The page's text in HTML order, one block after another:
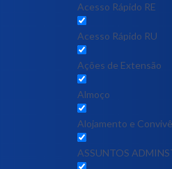
Acesso Rápido RE
Acesso Rápido RU
Ações de Extensão
Almoço
Alojamento e
ASSUNTOS